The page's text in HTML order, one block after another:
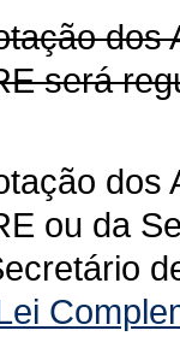
dos
será
dos
ou da